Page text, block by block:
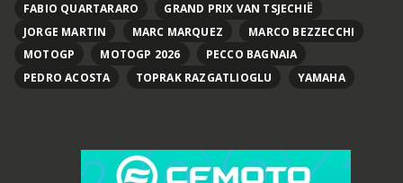
FABIO QUARTARARO
GRAND PRIX VAN TSJECHIË
JORGE MARTIN
MARC MARQUEZ
MARCO BEZZECCHI
MOTOGP
MOTOGP 2026
PECCO BAGNAIA
PEDRO ACOSTA
TOPRAK RAZGATLIOGLU YAMAHA